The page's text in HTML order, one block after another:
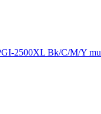
2500XL Bk/C/M/Y